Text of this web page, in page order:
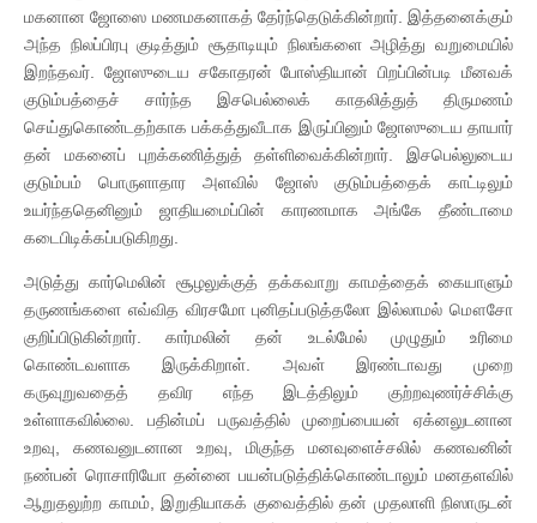
மகனான ஜோஸை மணமகனாகத் தேர்ந்தெடுக்கின்றார். இத்தனைக்கும்
அந்த நிலப்பிரபு குடித்தும் சூதாடியும் நிலங்களை அழித்து வறுமையில்
இறந்தவர். ஜோஸுடைய சகோதரன் போஸ்தியான் பிறப்பின்படி மீனவக்
குடும்பத்தைச் சார்ந்த இசபெல்லைக் காதலித்துத் திருமணம்
செய்துகொண்டதற்காக பக்கத்துவீடாக இருப்பினும் ஜோஸுடைய தாயார்
தன் மகனைப் புறக்கணித்துத் தள்ளிவைக்கின்றார். இசபெல்லுடைய
குடும்பம் பொருளாதார அளவில் ஜோஸ் குடும்பத்தைக் காட்டிலும்
உயர்ந்ததெனினும் ஜாதியமைப்பின் காரணமாக அங்கே தீண்டாமை
கடைபிடிக்கப்படுகிறது.
அடுத்து கார்மெலின் சூழலுக்குத் தக்கவாறு காமத்தைக் கையாளும்
தருணங்களை எவ்வித விரசமோ புனிதப்படுத்தலோ இல்லாமல் மௌசோ
குறிப்பிடுகின்றார். கார்மலின் தன் உடல்மேல் முழுதும் உரிமை
கொண்டவளாக இருக்கிறாள். அவள் இரண்டாவது முறை
கருவுறுவதைத் தவிர எந்த இடத்திலும் குற்றவுணர்ச்சிக்கு
உள்ளாகவில்லை. பதின்மப் பருவத்தில் முறைப்பையன் ஏக்னலுடனான
உறவு, கணவனுடனான உறவு, மிகுந்த மனவுளைச்சலில் கணவனின்
நண்பன் ரொசாரியோ தன்னை பயன்படுத்திக்கொண்டாலும் மனதளவில்
ஆறுதலுற்ற காமம், இறுதியாகக் குவைத்தில் தன் முதலாளி நிஸாருடன்